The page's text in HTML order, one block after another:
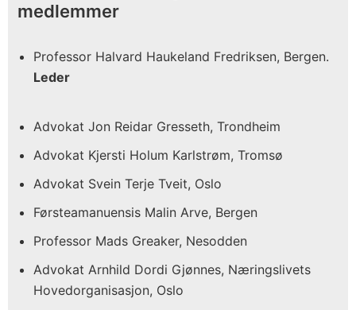
medlemmer
Professor Halvard Haukeland Fredriksen, Bergen.
Leder
Advokat Jon Reidar Gresseth, Trondheim
Advokat Kjersti Holum Karlstrøm, Tromsø
Advokat Svein Terje Tveit, Oslo
Førsteamanuensis Malin Arve, Bergen
Professor Mads Greaker, Nesodden
Advokat Arnhild Dordi Gjønnes, Næringslivets
Hovedorganisasjon, Oslo